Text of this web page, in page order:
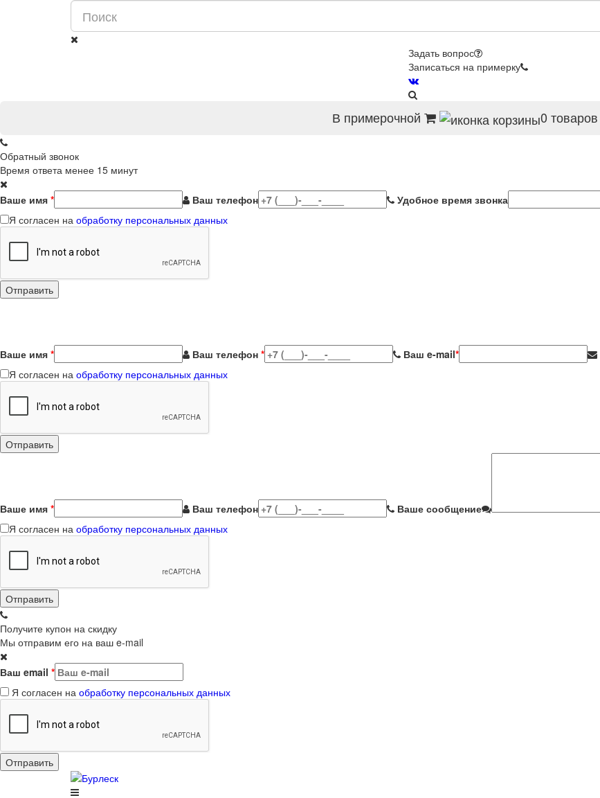
Задать вопрос
Записаться на примерку
В примерочной 0 товаров
Обратный звонок
Время ответа менее 15 минут
Ваше имя * Ваш телефон
Удобное время звонка
Я согласен на обработку персональных данных
Ваше имя * Ваш телефон * Ваш e-mail*
Я согласен на обработку персональных данных
Ваше имя * Ваш телефон
Ваше сообщение
Я согласен на обработку персональных данных
Получите купон на скидку
Мы отправим его на ваш e-mail
Ваш email *
Я согласен на обработку персональных данных